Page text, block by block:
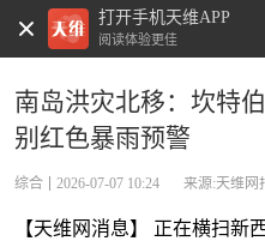
打开手机天维APP
阅读体验更佳 天
南岛洪灾北移：坎特
别红色暴雨预警
综合 2026-07-07 10:24 来源:天维网
【天维网消息】 正在横扫新